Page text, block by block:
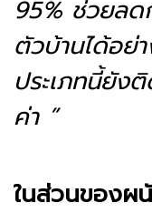
95% ช่วยลด
ตัวบ้านได้อย่
ประเภทนี้ยัง
ค่า ”
ในส่วนของผ